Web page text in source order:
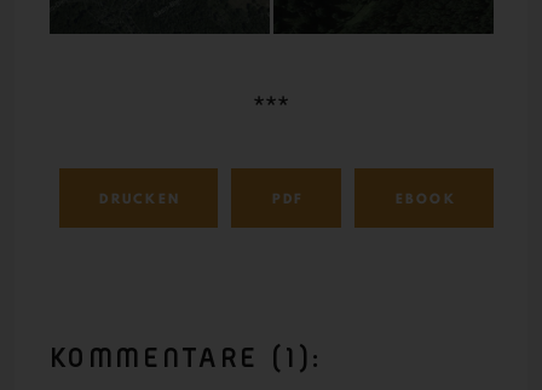
***
DRUCKEN PDF EBOOK
KOMMENTARE (1):